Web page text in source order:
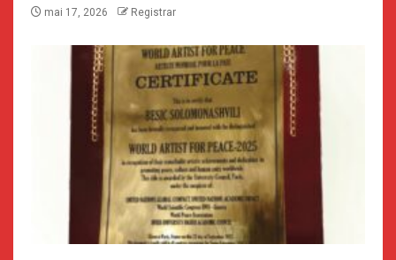
mai 17, 2026 Registrar